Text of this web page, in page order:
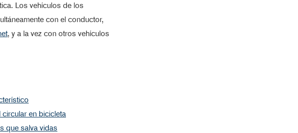
Los vehículos de los
con el conductor,
, y a la vez con otros vehículos
en bicicleta
que salva vidas